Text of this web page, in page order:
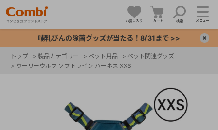
お気に入り カート 検索 メニュー
哺乳びんの除菌グッズが当たる！8/31まで >>
トップ > 製品カテゴリー > ペット用品 > ペット関連グッズ
> ウーリーウルフ ソフトライン ハーネス XXS